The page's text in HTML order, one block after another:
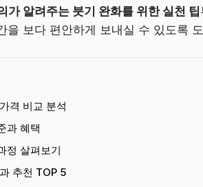
가 알려주는 붓기 완화를 위한 실천 팁
을 보다 편안하게 보내실 수 있도록
격 비교 분석
과 혜택
정 살펴보기
추천 TOP 5